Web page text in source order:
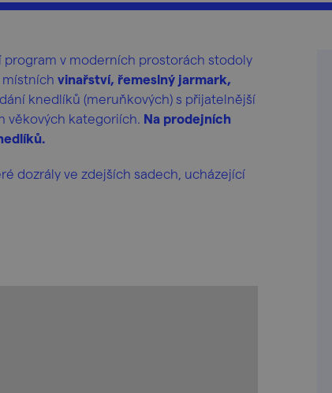
v moderních prostorách stodoly
vinařství, řemeslný jarmark,
knedlíků (meruňkových) s přijatelnější
věkových kategoriích. Na prodejních
dozrály ve zdejších sadech, ucházející